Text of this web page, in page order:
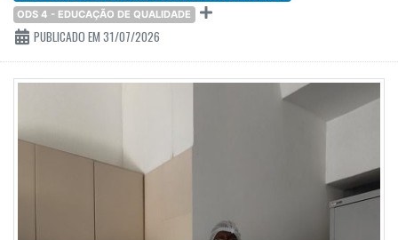
ODS 4 - EDUCAÇÃO DE QUALIDADE
PUBLICADO EM 31/07/2026